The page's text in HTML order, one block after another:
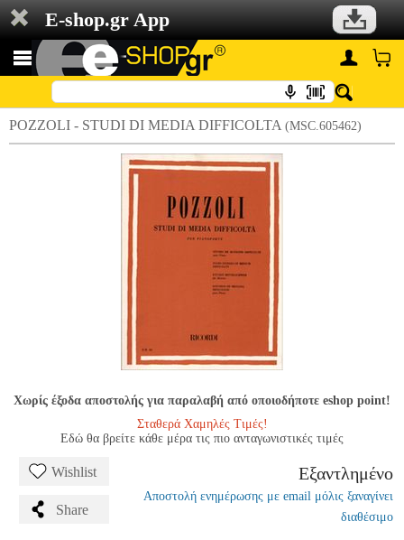
E-shop.gr App
POZZOLI - STUDI DI MEDIA DIFFICOLTA (MSC.605462)
Χωρίς έξοδα αποστολής για παραλαβή από οποιοδήποτε eshop point!
Σταθερά Χαμηλές Τιμές!
Εδώ θα βρείτε κάθε μέρα τις πιο ανταγωνιστικές τιμές
Wishlist
Share
Εξαντλημένο
Αποστολή ενημέρωσης με email μόλις ξαναγίνει
διαθέσιμο